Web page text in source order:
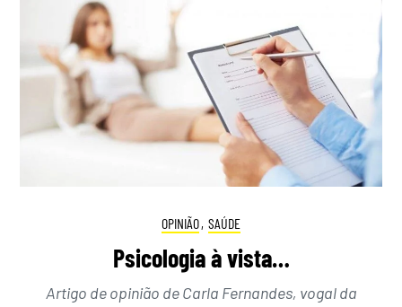
OPINIÃO, SAÚDE
Psicologia à vista…
Artigo de opinião de Carla Fernandes, vogal da